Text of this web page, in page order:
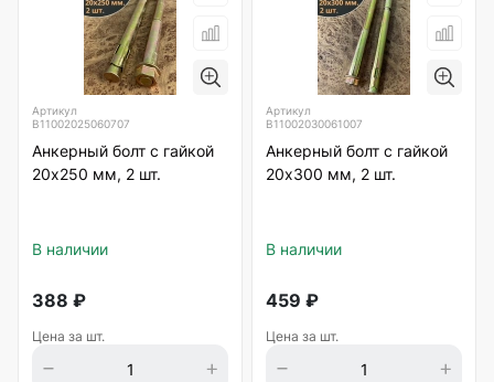
Артикул
B11002025060707
Анкерный болт с гайкой
20х250 мм, 2 шт.
В наличии
388 ₽
Цена за шт.
Артикул
B11002030061007
Анкерный болт с гайкой
20х300 мм, 2 шт.
В наличии
459 ₽
Цена за шт.